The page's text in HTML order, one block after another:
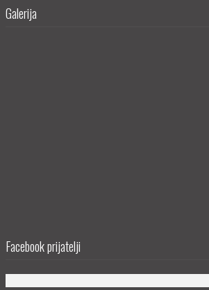
Galerija
Facebook prijatelji